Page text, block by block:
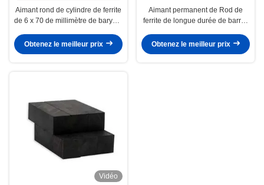
Aimant rond de cylindre de ferrite
de 6 x 70 de millimètre de baryum
Obtenez le meilleur prix
Aimant permanent de Rod de
ferrite de longue durée de barres
de soudure
Obtenez le meilleur prix
Vidéo